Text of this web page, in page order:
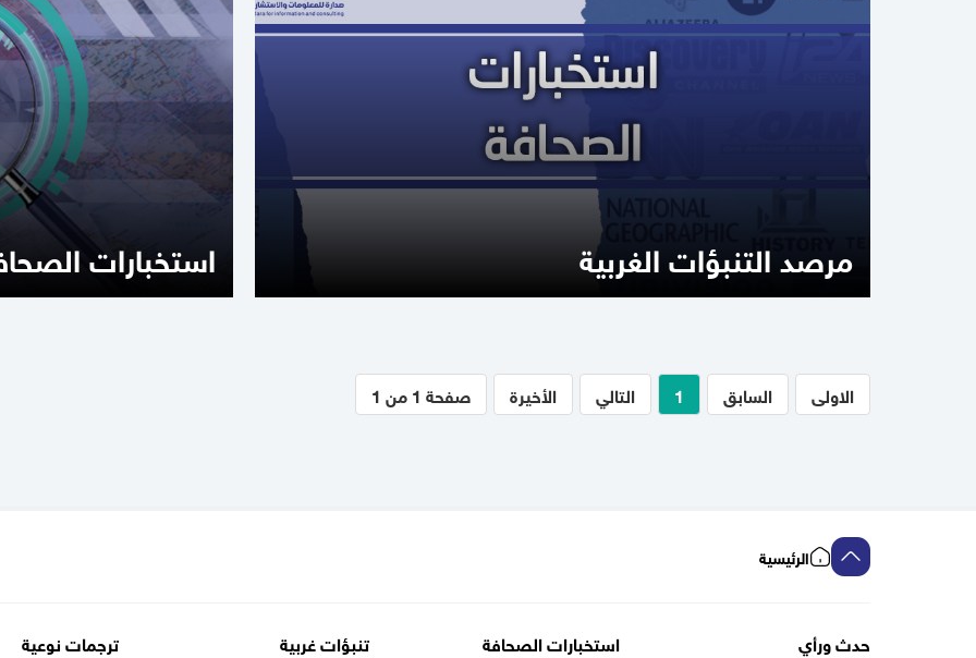
مرصد التنبؤات الغربية استخبارات
الاولى السابق 1 التالي الأخيرة صفحة 1 من 1
الرئيسية
حدث ورأي استخبارات الصحافة تنبؤات غربية ترجمات نوعية